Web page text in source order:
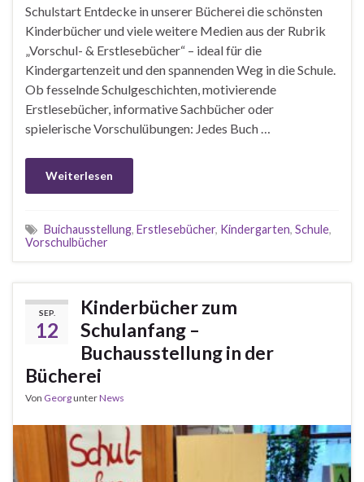
Schulstart Entdecke in unserer Bücherei die schönsten
Kinderbücher und viele weitere Medien aus der Rubrik
„Vorschul- & Erstlesebücher“ – ideal für die
Kindergartenzeit und den spannenden Weg in die Schule.
Ob fesselnde Schulgeschichten, motivierende
Erstlesebücher, informative Sachbücher oder
spielerische Vorschulübungen: Jedes Buch …
Weiterlesen
Buichausstellung, Erstlesebücher, Kindergarten, Schule,
Vorschulbücher
SEP.
12
Kinderbücher zum
Schulanfang –
Buchausstellung in der
Bücherei
Von GeorgunterNews